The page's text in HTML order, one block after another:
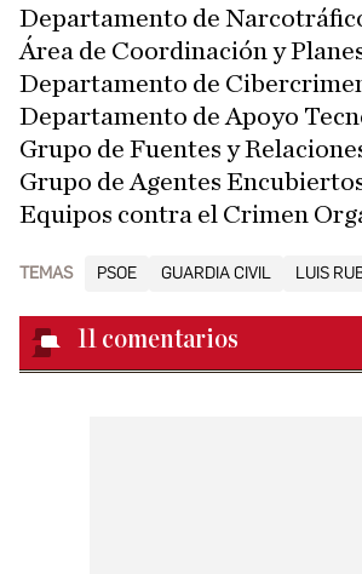
Departamento de
Área de Coordinación y
Departamento de
Departamento de Apoyo
Grupo de Fuentes y
Grupo de Agentes
Equipos contra el Crimen
TEMAS PSOE GUARDIA CIVIL LUIS
11 comentarios